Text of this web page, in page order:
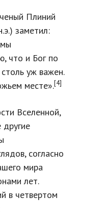
Плиний
заметил:
что и Бог по
уж важен.
месте».[4]
Вселенной,
согласно
мира
лет.
в четвертом